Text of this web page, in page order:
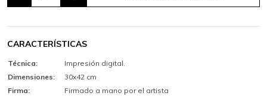
CARACTERÍSTICAS
Técnica:
Impresión digital.
Dimensiones:
30x42 cm
Firma:
Firmado a mano por el artista